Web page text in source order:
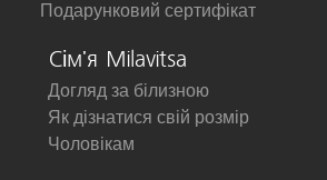
Подарунковий сертифікат
Сім'я Milavitsa
Догляд за білизною
Як дізнатися свій розмір
Чоловікам